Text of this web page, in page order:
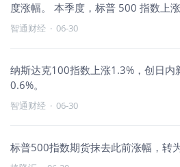
度涨幅。 本季度，标普 500 指数上
智通财经 · 06-30
纳斯达克100指数上涨1.3%，创日
0.6%。
智通财经 · 06-30
标普500指数期货抹去此前涨幅，转为